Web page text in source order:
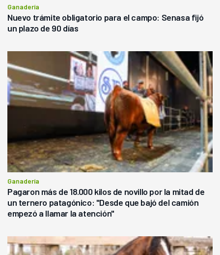
Ganadería
Nuevo trámite obligatorio para el campo: Senasa fijó
un plazo de 90 días
Ganadería
Pagaron más de 18.000 kilos de novillo por la mitad de
un ternero patagónico: "Desde que bajó del camión
empezó a llamar la atención"